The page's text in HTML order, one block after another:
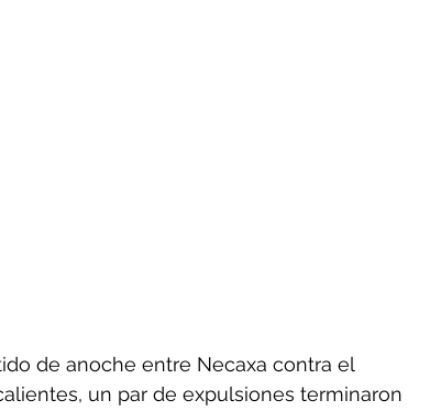
de anoche entre Necaxa contra el
un par de expulsiones terminaron